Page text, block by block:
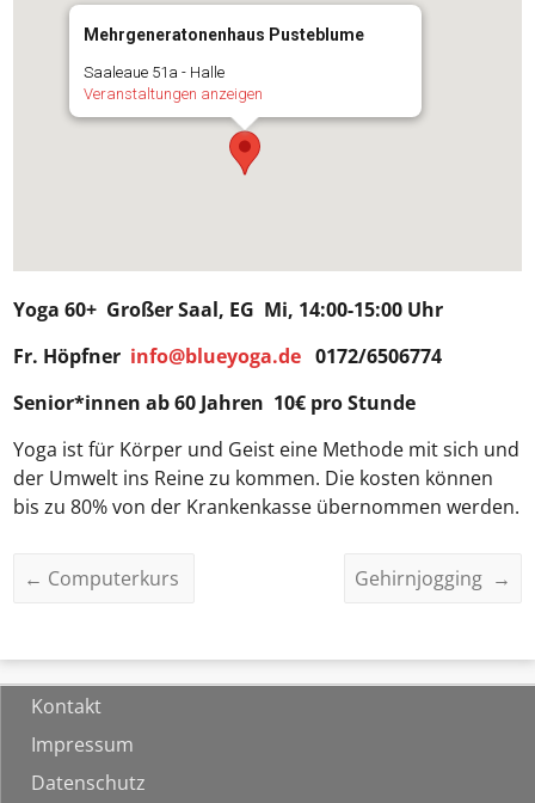
Mehrgeneratonenhaus Pusteblume
Saaleaue 51a - Halle
Veranstaltungen anzeigen
Yoga 60+ Großer Saal, EG Mi, 14:00-15:00 Uhr
Fr. Höpfner info@blueyoga.de 0172/6506774
Senior*innen ab 60 Jahren 10€ pro Stunde
Yoga ist für Körper und Geist eine Methode mit sich und
der Umwelt ins Reine zu kommen. Die kosten können
bis zu 80% von der Krankenkasse übernommen werden.
← Computerkurs Gehirnjogging →
Kontakt
Impressum
Datenschutz